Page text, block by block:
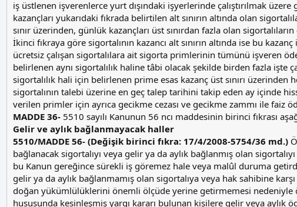
iş üstlenen işverenlerce yurt dışındaki işyerlerinde çalıştırılmak
kazançları yukarıdaki fıkrada belirtilen alt sınırın altında olan
sınır üzerinden, günlük kazançları üst sınırdan fazla olan
İkinci fıkraya göre sigortalının kazancı alt sınırın altında ise bu
ücretsiz çalışan sigortalılara ait sigorta primlerinin tümünü işveren
belirlenen aynı sigortalılık haline tâbi olacak şekilde birden fazla işte
sigortalılık hali için belirlenen prime esas kazanç üst sınırı üzerinden
sigortalının talebi üzerine en geç talep tarihini takip eden ay içinde
verilen primler için ayrıca gecikme cezası ve gecikme zammı ile faiz
MADDE 36- 5510 sayılı Kanunun 56 ncı maddesinin birinci fıkrası
Gelir ve aylık bağlanmayacak haller
5510/MADDE 56- (Değişik birinci fıkra: 17/4/2008-5754/36 md.)
bağlanacak sigortalıyı veya gelir ya da aylık bağlanmış olan
bu Kanun gereğince sürekli iş göremez hale veya malûl duruma
gelir ya da aylık bağlanmamış olan sigortalıya veya hak sahibine
doğan yükümlülüklerini önemli ölçüde yerine getirmemesi nedeniyle
hususunda kesinleşmiş yargı kararı bulunan kişilere gelir veya aylık